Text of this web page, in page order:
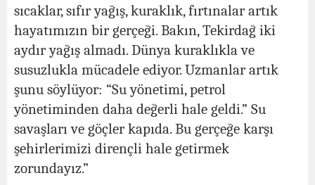
sıcaklar, sıfır yağış, kuraklık, fırtınalar artık
hayatımızın bir gerçeği. Bakın, Tekirdağ iki
aydır yağış almadı. Dünya kuraklıkla ve
susuzlukla mücadele ediyor. Uzmanlar artık
şunu söylüyor: “Su yönetimi, petrol
yönetiminden daha değerli hale geldi.” Su
savaşları ve göçler kapıda. Bu gerçeğe karşı
şehirlerimizi dirençli hale getirmek
zorundayız.”